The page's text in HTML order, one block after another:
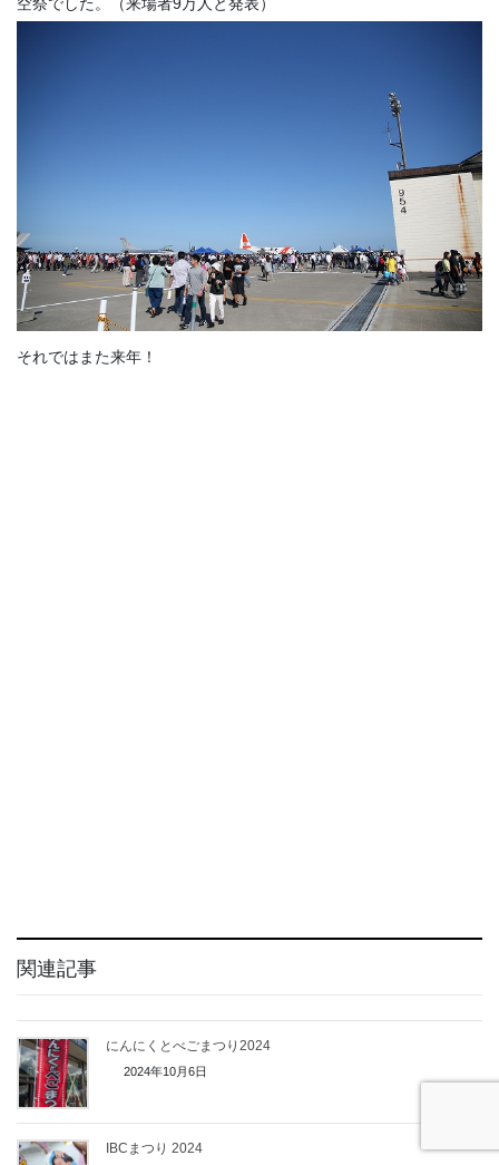
それではまた来年！
関連記事
にんにくとべごまつり2024
2024年10月6日
IBCまつり 2024